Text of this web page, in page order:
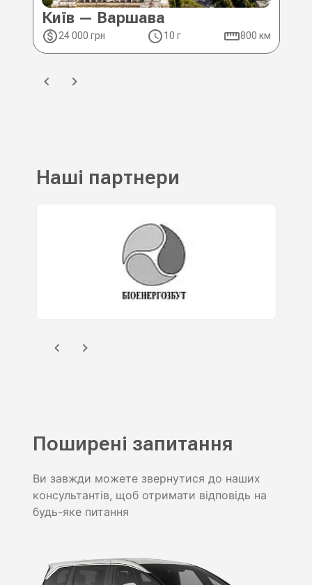
Київ — Варшава
24 000 грн 10 г 800 км
Наші партнери
Поширені запитання
Ви завжди можете звернутися до наших
консультантів, щоб отримати відповідь на
будь-яке питання